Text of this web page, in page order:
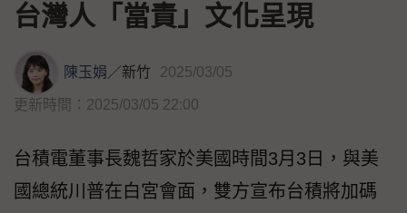
台灣人「當責」文化呈現
陳玉娟 ／新竹 2025/03/05
更新時間：2025/03/05 22:00
台積電董事長魏哲家於美國時間3月3日，與美
國總統川普在白宮會面，雙方宣布台積將加碼